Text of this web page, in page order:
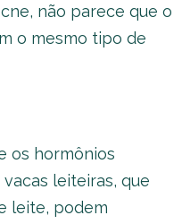
não parece que o
o mesmo tipo de
os hormônios
leiteiras, que
leite, podem